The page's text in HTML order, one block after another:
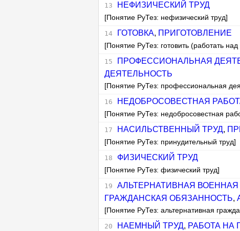
НЕФИЗИЧЕСКИЙ ТРУД
[Понятие РуТез: нефизический труд]
ГОТОВКА, ПРИГОТОВЛЕНИЕ
[Понятие РуТез: готовить (работать
ПРОФЕССИОНАЛЬНАЯ
ДЕЯТЕЛЬНОСТЬ
[Понятие РуТез: профессиональная
НЕДОБРОСОВЕСТНАЯ
[Понятие РуТез: недобросовестная
НАСИЛЬСТВЕННЫЙ ТРУД,
[Понятие РуТез: принудительный труд]
ФИЗИЧЕСКИЙ ТРУД
[Понятие РуТез: физический труд]
АЛЬТЕРНАТИВНАЯ
ГРАЖДАНСКАЯ ОБЯЗАННОСТЬ,
[Понятие РуТез: альтернативная
НАЕМНЫЙ ТРУД, РАБОТА НА